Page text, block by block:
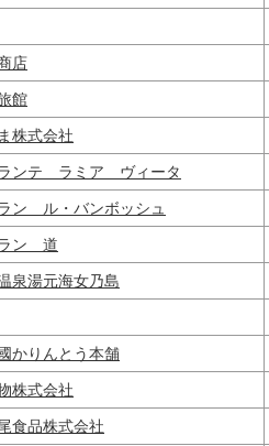
店
館
株式会社
ランテ ラミア ヴィータ
ン ル・バンボッシュ
ン 道
泉湯元海女乃島
かりんとう本舗
株式会社
食品株式会社